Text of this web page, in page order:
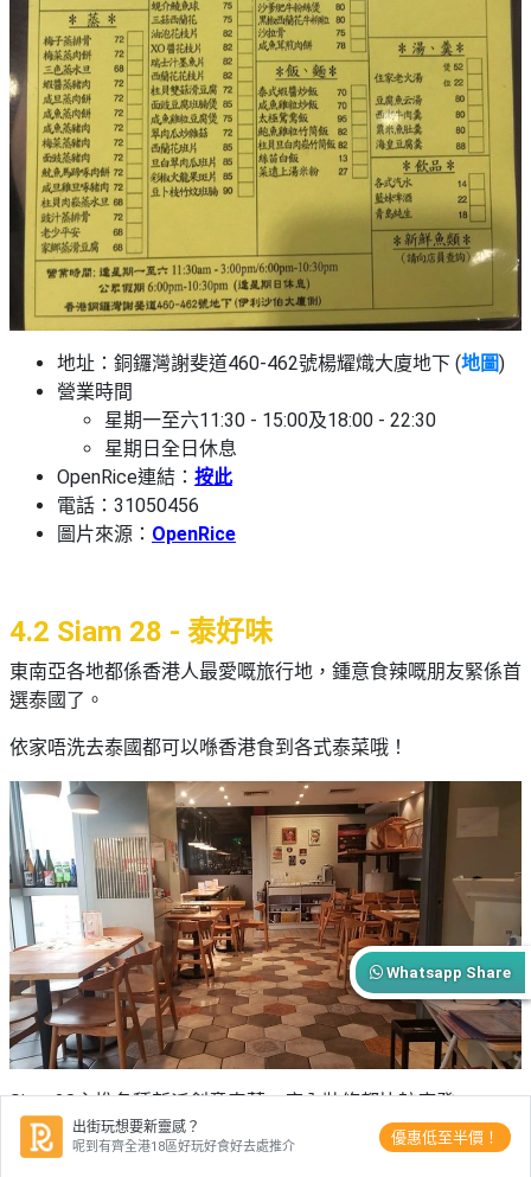
Whatsapp Share
出街玩想要新靈感？
呢到有齊全港18區好玩好食好去處推介
優惠低至半價！
地址：銅鑼灣謝斐道460-462號楊耀熾大廈地下 (地圖)
營業時間
星期一至六11:30 - 15:00及18:00 - 22:30
星期日全日休息
OpenRice連結： 按此
電話：31050456
圖片來源： OpenRice
4.2 Siam 28 - 泰好味
東南亞各地都係香港人最愛嘅旅行地，鍾意食辣嘅朋友緊係首
選泰國了。
依家唔洗去泰國都可以喺香港食到各式泰菜哦！
Siam 28主推各種新派創意泰菜，店內裝修都比較摩登。
而且佢哋嘅店員都係有名嘅親切友善，想同賣相吸引嘅咖哩炒